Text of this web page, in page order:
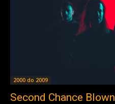
2000 do 2009
Second Chance Blown